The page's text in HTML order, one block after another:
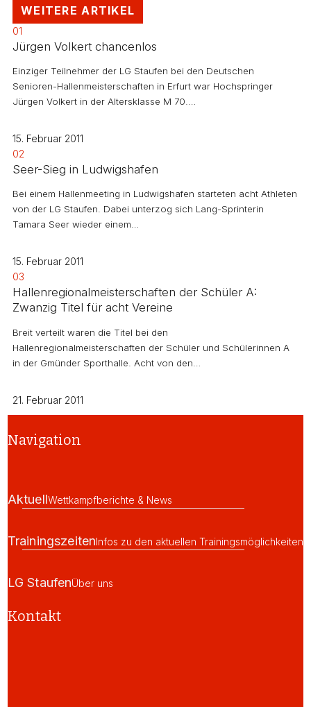
WEITERE ARTIKEL
01
Jürgen Volkert chancenlos
Einziger Teilnehmer der LG Staufen bei den Deutschen
Senioren-Hallenmeisterschaften in Erfurt war Hochspringer
Jürgen Volkert in der Altersklasse M 70.…
15. Februar 2011
02
Seer-Sieg in Ludwigshafen
Bei einem Hallenmeeting in Ludwigshafen starteten acht Athleten
von der LG Staufen. Dabei unterzog sich Lang-Sprinterin
Tamara Seer wieder einem…
15. Februar 2011
03
Hallenregionalmeisterschaften der Schüler A:
Zwanzig Titel für acht Vereine
Breit verteilt waren die Titel bei den
Hallenregionalmeisterschaften der Schüler und Schülerinnen A
in der Gmünder Sporthalle. Acht von den…
21. Februar 2011
Navigation
AktuellWettkampfberichte & News
TrainingszeitenInfos zu den aktuellen Trainingsmöglichkeiten
LG StaufenÜber uns
Kontakt